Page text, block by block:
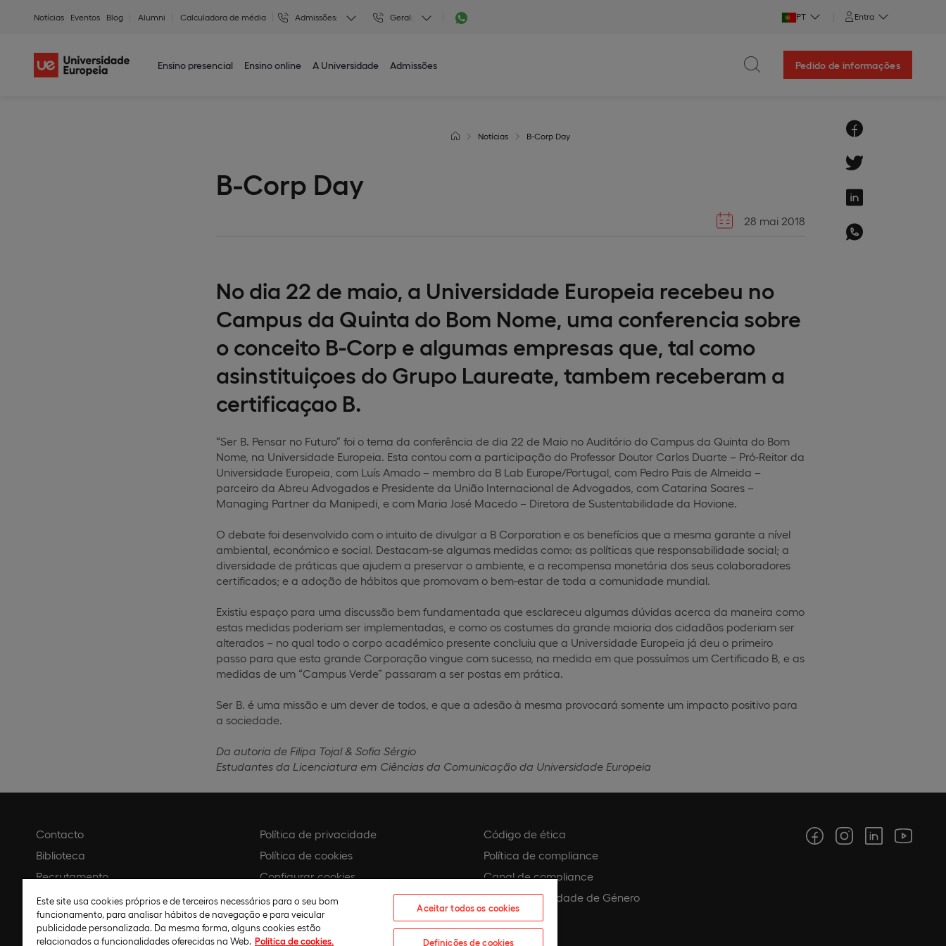
Notícias Eventos Blog Alumni Calculadora de média Admissões: Geral: PT Entra
Ensino presencial Ensino online A Universidade Admissões Pedido de informações
Notícias B-Corp Day
B-Corp Day
28 mai 2018
No dia 22 de maio, a Universidade Europeia recebeu no
Campus da Quinta do Bom Nome, uma conferencia sobre
o conceito B-Corp e algumas empresas que, tal como
asinstituiçoes do Grupo Laureate, tambem receberam a
certificaçao B.
“Ser B. Pensar no Futuro” foi o tema da conferência de dia 22 de Maio no Auditório do Campus da Quinta do Bom
Nome, na Universidade Europeia. Esta contou com a participação do Professor Doutor Carlos Duarte – Pró-Reitor da
Universidade Europeia, com Luís Amado – membro da B Lab Europe/Portugal, com Pedro Pais de Almeida –
parceiro da Abreu Advogados e Presidente da União Internacional de Advogados, com Catarina Soares –
Managing Partner da Manipedi, e com Maria José Macedo – Diretora de Sustentabilidade da Hovione.
O debate foi desenvolvido com o intuito de divulgar a B Corporation e os benefícios que a mesma garante a nível
ambiental, económico e social. Destacam-se algumas medidas como: as políticas que responsabilidade social; a
diversidade de práticas que ajudem a preservar o ambiente, e a recompensa monetária dos seus colaboradores
certificados; e a adoção de hábitos que promovam o bem-estar de toda a comunidade mundial.
Existiu espaço para uma discussão bem fundamentada que esclareceu algumas dúvidas acerca da maneira como
estas medidas poderiam ser implementadas, e como os costumes da grande maioria dos cidadãos poderiam ser
alterados – no qual todo o corpo académico presente concluiu que a Universidade Europeia já deu o primeiro
passo para que esta grande Corporação vingue com sucesso, na medida em que possuímos um Certificado B, e as
medidas de um “Campus Verde” passaram a ser postas em prática.
Ser B. é uma missão e um dever de todos, e que a adesão à mesma provocará somente um impacto positivo para
a sociedade.
Da autoria de Filipa Tojal & Sofia Sérgio
Estudantes da Licenciatura em Ciências da Comunicação da Universidade Europeia
Contacto
Biblioteca
Recrutamento
Agendar visita
Política de privacidade
Política de cookies
Configurar cookies
Aviso legal
Política de assédio
Código de ética
Política de compliance
Canal de compliance
Plano de Igualdade de Género
Este site usa cookies próprios e de terceiros necessários para o seu bom
funcionamento, para analisar hábitos de navegação e para veicular
publicidade personalizada. Da mesma forma, alguns cookies estão
relacionados a funcionalidades oferecidas na Web. Política de cookies.
Aceitar todos os cookies
Definições de cookies